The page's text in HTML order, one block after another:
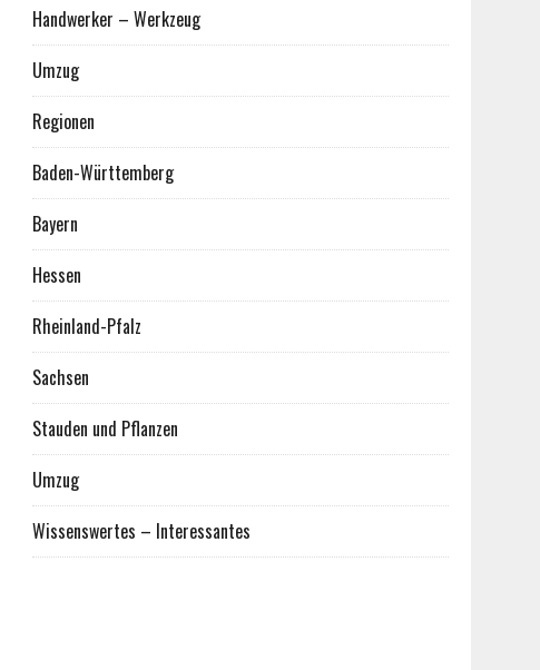
Handwerker – Werkzeug
Umzug
Regionen
Baden-Württemberg
Bayern
Hessen
Rheinland-Pfalz
Sachsen
Stauden und Pflanzen
Umzug
Wissenswertes – Interessantes